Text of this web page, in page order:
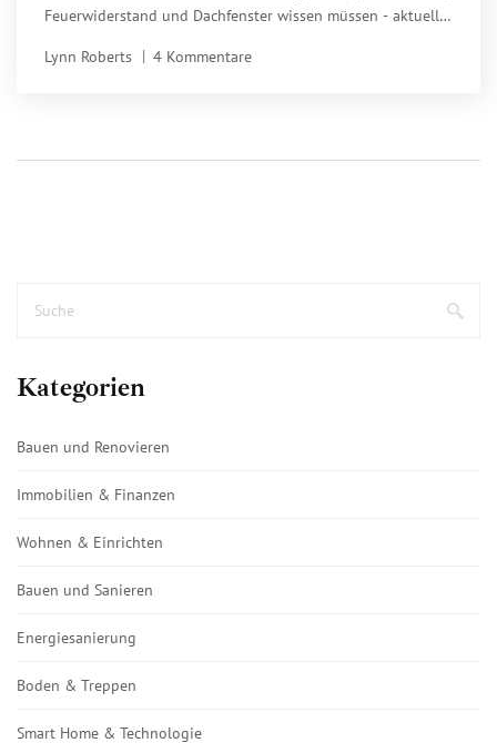
Feuerwiderstand und Dachfenster wissen müssen - aktuell
Lynn Roberts
4 Kommentare
Kategorien
Bauen und Renovieren
Immobilien & Finanzen
Wohnen & Einrichten
Bauen und Sanieren
Energiesanierung
Boden & Treppen
Smart Home & Technologie